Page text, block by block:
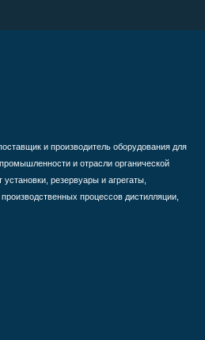
и производитель оборудования для
и отрасли органической
резервуары и агрегаты,
процессов дистилляции,